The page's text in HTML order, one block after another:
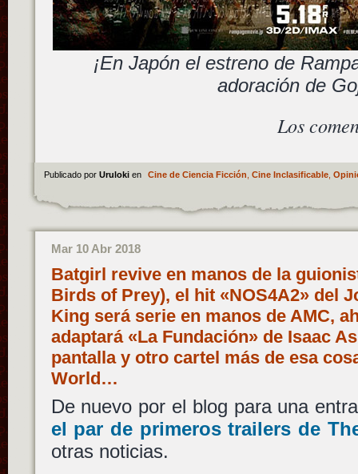
¡En Japón el estreno de
adoración de
Los
Publicado por Uruloki en Cine de Ciencia Ficción Cine Inclasificable,
Mar 10 Abr 2018
Batgirl revive en manos de la
Birds of Prey), el hit «NOS4A2» del
King será serie en manos de AMC,
adaptará «La Fundación» de Isaac
pantalla y otro cartel más de esa
World…
De nuevo por el blog para una
el par de primeros trailers de
otras noticias.